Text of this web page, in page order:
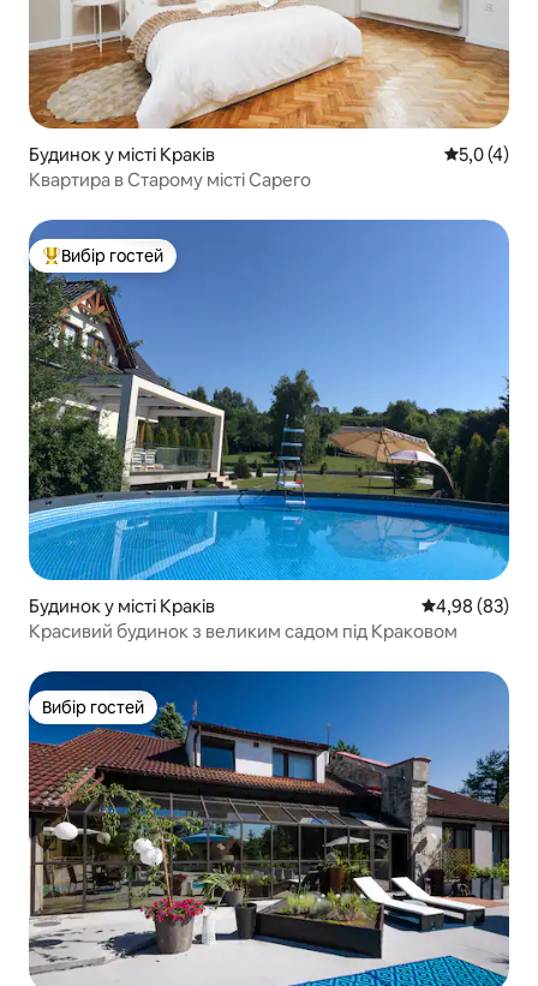
Будинок у місті Краків Середня
5,0 (4)
Квартира в Старому місті Сарего
Топ вибір гостей
Вибір гостей
Будинок у місті Краків Середня
4,98 (83)
Красивий будинок з великим садом під Краковом
Вибір гостей
Вибір гостей